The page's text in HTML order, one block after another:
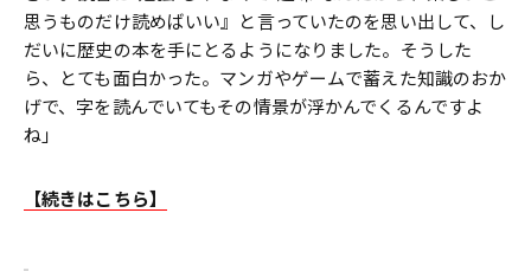
思うものだけ読めばいい』と言っていたのを思い出して、し
だいに歴史の本を手にとるようになりました。そうした
ら、とても面白かった。マンガやゲームで蓄えた知識のおか
げで、字を読んでいてもその情景が浮かんでくるんですよ
ね」
【続きはこちら】